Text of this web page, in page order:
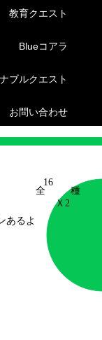
教育クエスト
Blueコアラ
ブルクエスト
お問い合わせ
​全 種
​Ｘ2
16
あるよ